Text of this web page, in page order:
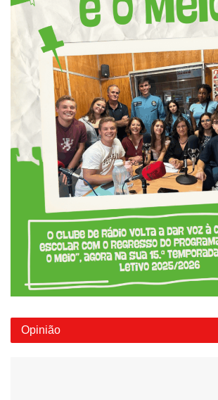
Opinião